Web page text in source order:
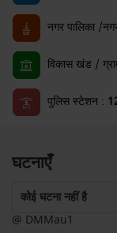
नगर पालिका /
विकास खंड /
पुलिस स्टेशन :
घटनाएँ
कोई घटना नहीं है
@ DMMau1